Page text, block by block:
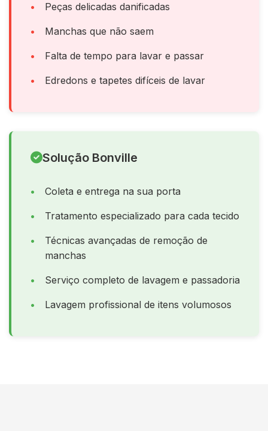
Peças delicadas danificadas
Manchas que não saem
Falta de tempo para lavar e passar
Edredons e tapetes difíceis de lavar
Solução Bonville
Coleta e entrega na sua porta
Tratamento especializado para cada tecido
Técnicas avançadas de remoção de
manchas
Serviço completo de lavagem e passadoria
Lavagem profissional de itens volumosos